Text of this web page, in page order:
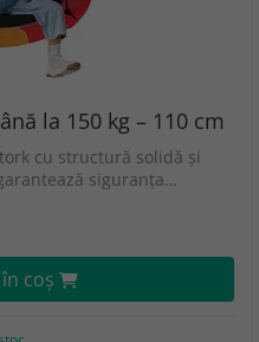
la 150 kg – 110 cm
cu structură solidă și
siguranța…
coş